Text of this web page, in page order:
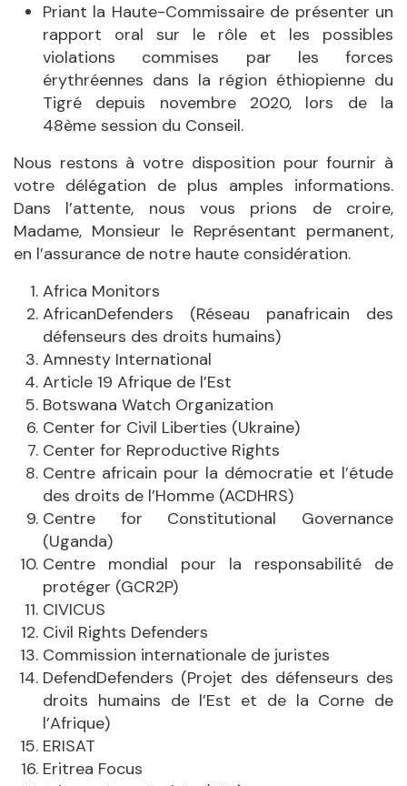
Priant la Haute-Commissaire de présenter un
rapport oral sur le rôle et les possibles
violations commises par les forces
érythréennes dans la région éthiopienne du
Tigré depuis novembre 2020, lors de la
48ème session du Conseil.
Nous restons à votre disposition pour fournir à
votre délégation de plus amples informations.
Dans l’attente, nous vous prions de croire,
Madame, Monsieur le Représentant permanent,
en l’assurance de notre haute considération.
Africa Monitors
AfricanDefenders (Réseau panafricain des
défenseurs des droits humains)
Amnesty International
Article 19 Afrique de l’Est
Botswana Watch Organization
Center for Civil Liberties (Ukraine)
Center for Reproductive Rights
Centre africain pour la démocratie et l’étude
des droits de l’Homme (ACDHRS)
Centre for Constitutional Governance
(Uganda)
Centre mondial pour la responsabilité de
protéger (GCR2P)
CIVICUS
Civil Rights Defenders
Commission internationale de juristes
DefendDefenders (Projet des défenseurs des
droits humains de l’Est et de la Corne de
l’Afrique)
ERISAT
Eritrea Focus